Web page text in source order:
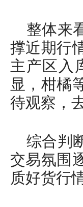
整体来
撑近期行
主产区入
显，柑橘
待观察，
综合判
交易氛围
质好货行